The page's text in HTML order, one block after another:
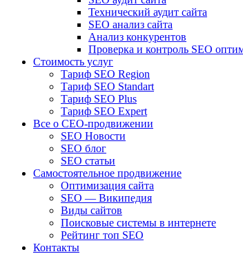
Технический аудит сайта
SEO анализ сайта
Анализ конкурентов
Проверка и контроль SEO
Стоимость услуг
Тариф SEO Region
Тариф SEO Standart
Тариф SEO Plus
Тариф SEO Expert
Все о СЕО-продвижении
SEO Новости
SEO блог
SEO статьи
Самостоятельное продвижение
Оптимизация сайта
SEO — Википедия
Виды сайтов
Поисковые системы в интернете
Рейтинг топ SEO
Контакты